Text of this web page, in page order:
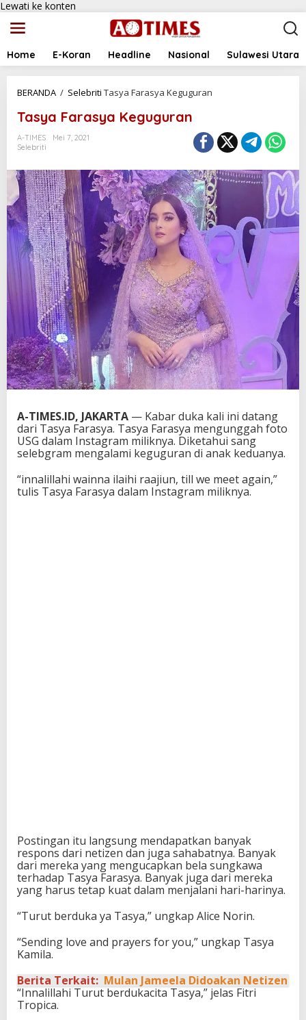
Lewati ke konten
Home E-Koran Headline Nasional Sulawesi Utara
BERANDA / Selebriti Tasya Farasya Keguguran
Tasya Farasya Keguguran
A-TIMES
Mei 7, 2021
Selebriti
A-TIMES.ID, JAKARTA — Kabar duka kali ini datang
dari Tasya Farasya. Tasya Farasya mengunggah foto
USG dalam Instagram miliknya. Diketahui sang
selebgram mengalami keguguran di anak keduanya.
“innalillahi wainna ilaihi raajiun, till we meet again,”
tulis Tasya Farasya dalam Instagram miliknya.
Postingan itu langsung mendapatkan banyak
respons dari netizen dan juga sahabatnya. Banyak
dari mereka yang mengucapkan bela sungkawa
terhadap Tasya Farasya. Banyak juga dari mereka
yang harus tetap kuat dalam menjalani hari-harinya.
“Turut berduka ya Tasya,” ungkap Alice Norin.
“Sending love and prayers for you,” ungkap Tasya
Kamila.
Berita Terkait: Mulan Jameela Didoakan Netizen
“Innalillahi Turut berdukacita Tasya,” jelas Fitri
Tropica.